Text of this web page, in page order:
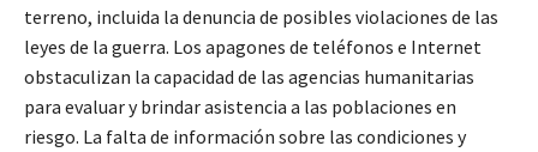
terreno, incluida la denuncia de posibles violaciones de las
leyes de la guerra. Los apagones de teléfonos e Internet
obstaculizan la capacidad de las agencias humanitarias
para evaluar y brindar asistencia a las poblaciones en
riesgo. La falta de información sobre las condiciones y